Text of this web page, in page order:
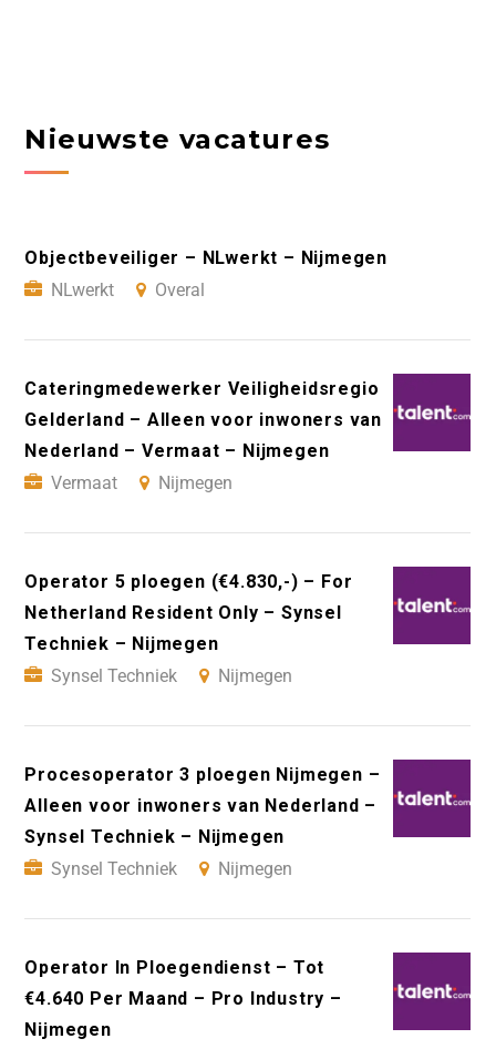
Nieuwste vacatures
Objectbeveiliger – NLwerkt – Nijmegen
NLwerkt
Overal
Cateringmedewerker Veiligheidsregio
Gelderland – Alleen voor inwoners van
Nederland – Vermaat – Nijmegen
Vermaat
Nijmegen
Operator 5 ploegen (€4.830,-) – For
Netherland Resident Only – Synsel
Techniek – Nijmegen
Synsel Techniek
Nijmegen
Procesoperator 3 ploegen Nijmegen –
Alleen voor inwoners van Nederland –
Synsel Techniek – Nijmegen
Synsel Techniek
Nijmegen
Operator In Ploegendienst – Tot
€4.640 Per Maand – Pro Industry –
Nijmegen